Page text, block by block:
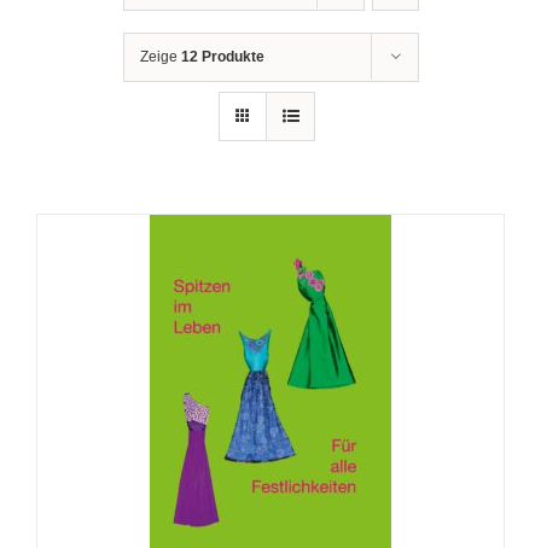
Zeige 12 Produkte